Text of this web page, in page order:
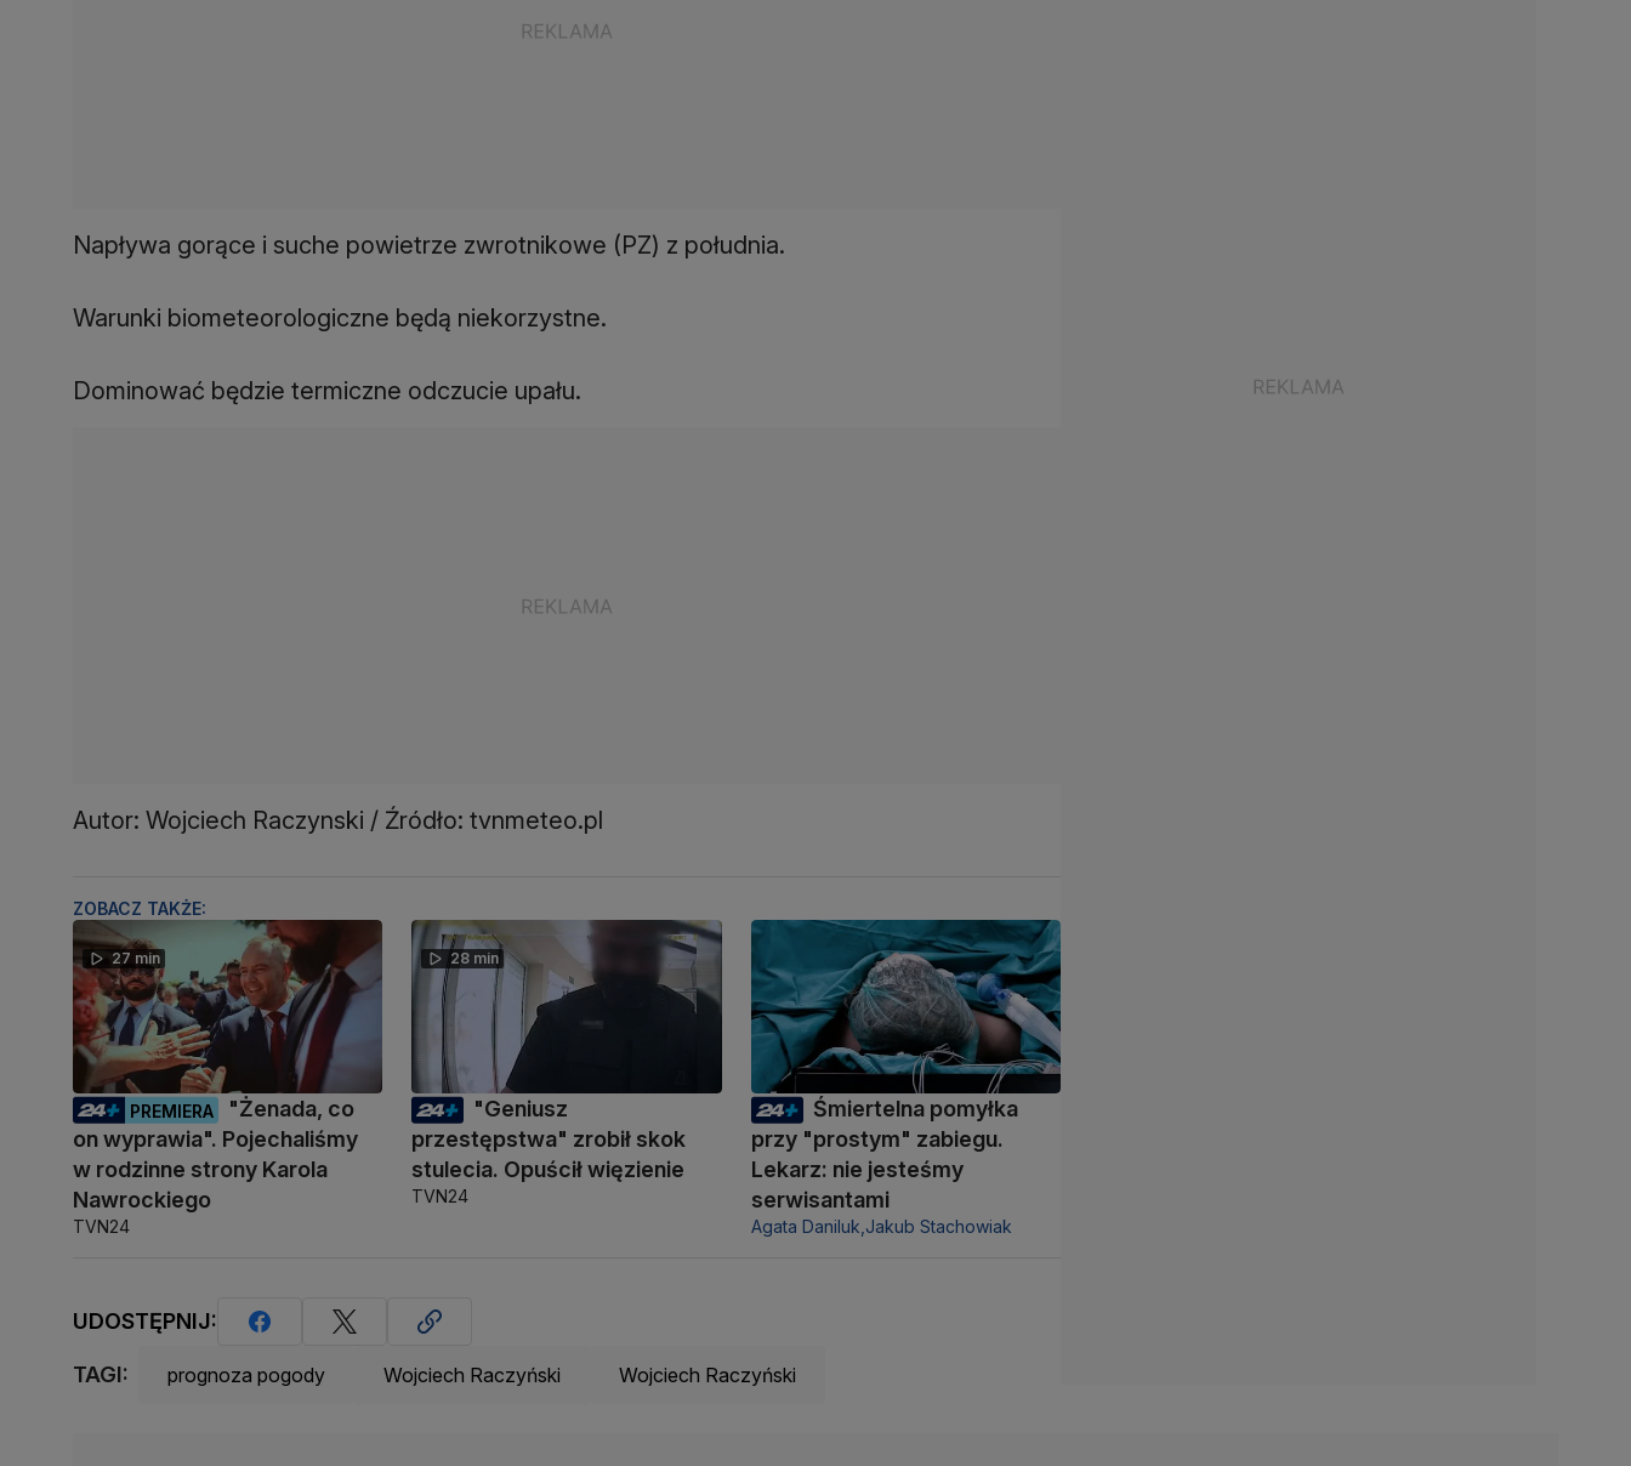
Napływa gorące i suche powietrze zwrotnikowe (PZ) z południa.
Warunki biometeorologiczne będą niekorzystne.
Dominować będzie termiczne odczucie upału.
Autor: Wojciech Raczynski / Źródło: tvnmeteo.pl
ZOBACZ TAKŻE:
27 min
PREMIERA
"Żenada, co
on wyprawia". Pojechaliśmy
w rodzinne strony Karola
Nawrockiego
TVN24
28 min
"Geniusz
przestępstwa" zrobił skok
stulecia. Opuścił więzienie
TVN24
Śmiertelna pomyłka
przy "prostym" zabiegu.
Lekarz: nie jesteśmy
serwisantami
Agata Daniluk, Jakub Stachowiak
UDOSTĘPNIJ:
TAGI: prognoza pogody Wojciech Raczyński Wojciech Raczyński